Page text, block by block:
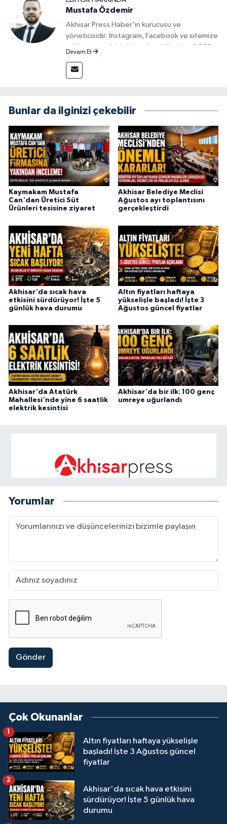
Mustafa Özdemir
Akhisar Press Haber'in kurucusu ve
yöneticisidir. İnstagram, Facebook ve sitemize
reklam vermek için bize ulaşabilirsiniz - 0555
Devam Et
Bunlar da ilginizi çekebilir
Kaymakam Mustafa
Can'dan Üretici Süt
Ürünleri tesisine ziyaret
Akhisar Belediye Meclisi
Ağustos ayı toplantısını
gerçekleştirdi
Akhisar'da sıcak hava
etkisini sürdürüyor! İşte 5
günlük hava durumu
Altın fiyatları haftaya
yükselişle başladı! İşte 3
Ağustos güncel fiyatlar
Akhisar'da Atatürk
Mahallesi'nde yine 6 saatlik
elektrik kesintisi
Akhisar'da bir ilk: 100 genç
umreye uğurlandı
Yorumlar
Gönder
Çok Okunanlar
Altın fiyatları haftaya yükselişle
başladı! İşte 3 Ağustos güncel
fiyatlar
1
Akhisar'da sıcak hava etkisini
sürdürüyor! İşte 5 günlük hava
durumu
2